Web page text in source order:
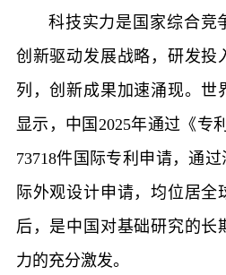
科技实力是国家综合竞
创新驱动发展战略，研发投
列，创新成果加速涌现。世
显示，中国2025年通过《专
73718件国际专利申请，通
际外观设计申请，均位居全
后，是中国对基础研究的长
力的充分激发。